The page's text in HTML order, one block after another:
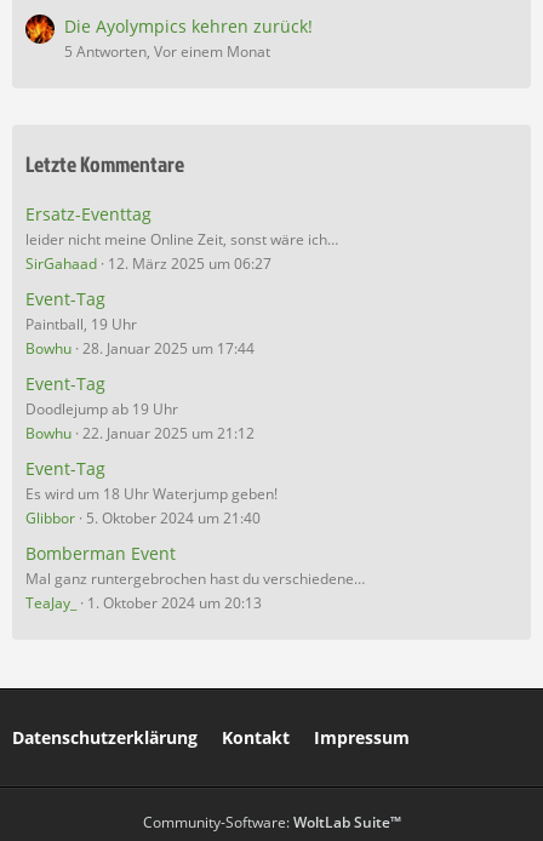
Die Ayolympics kehren zurück!
5 Antworten, Vor einem Monat
Letzte Kommentare
Ersatz-Eventtag
leider nicht meine Online Zeit, sonst wäre ich…
SirGahaad 12. März 2025 um 06:27
Event-Tag
Paintball, 19 Uhr
Bowhu 28. Januar 2025 um 17:44
Event-Tag
Doodlejump ab 19 Uhr
Bowhu 22. Januar 2025 um 21:12
Event-Tag
Es wird um 18 Uhr Waterjump geben!
Glibbor 5. Oktober 2024 um 21:40
Bomberman Event
Mal ganz runtergebrochen hast du verschiedene…
TeaJay_
1. Oktober 2024 um 20:13
Datenschutzerklärung Kontakt Impressum
Community-Software:WoltLab Suite™